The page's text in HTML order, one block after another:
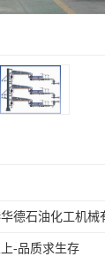
德石油化工机械
-品质求生存